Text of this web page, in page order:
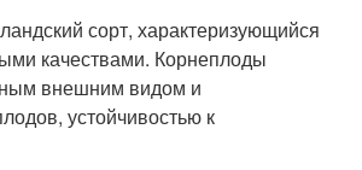
сорт, характеризующийся
качествами. Корнеплоды
внешним видом и
устойчивостью к